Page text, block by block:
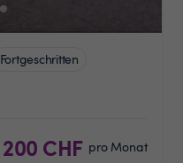
Fortgeschritten
200 CHF pro Monat